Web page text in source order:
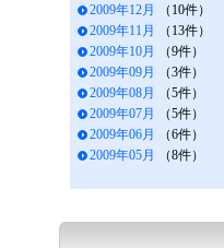
2009年12月
（10件）
2009年11月
（13件）
2009年10月
（9件）
2009年09月
（3件）
2009年08月
（5件）
2009年07月
（5件）
2009年06月
（6件）
2009年05月
（8件）